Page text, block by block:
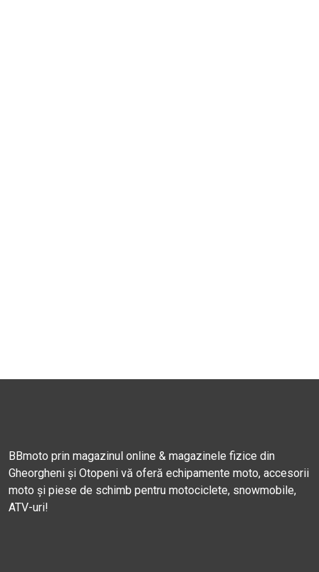
BBmoto prin magazinul online & magazinele fizice din
Gheorgheni și Otopeni vă oferă echipamente moto, accesorii
moto și piese de schimb pentru motociclete, snowmobile,
ATV-uri!